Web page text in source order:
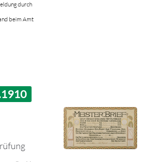
durch
beim Amt